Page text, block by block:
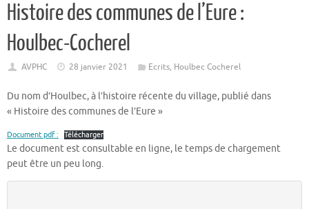
Histoire des communes de l’Eure :
Houlbec-Cocherel
AVPHC 28 janvier 2021 Ecrits, Houlbec Cocherel
Du nom d’Houlbec, à l’histoire récente du village, publié dans
« Histoire des communes de l’Eure »
Document pdf : Télécharger
Le document est consultable en ligne, le temps de chargement
peut être un peu long.